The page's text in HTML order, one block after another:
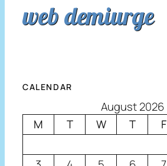
web demiurge
CALENDAR
August 2026
M
T W T F